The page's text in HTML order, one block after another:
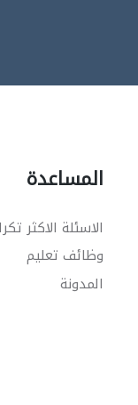
المساعدة
الاسئلة الاكثر
وظائف تعليم
المدونة